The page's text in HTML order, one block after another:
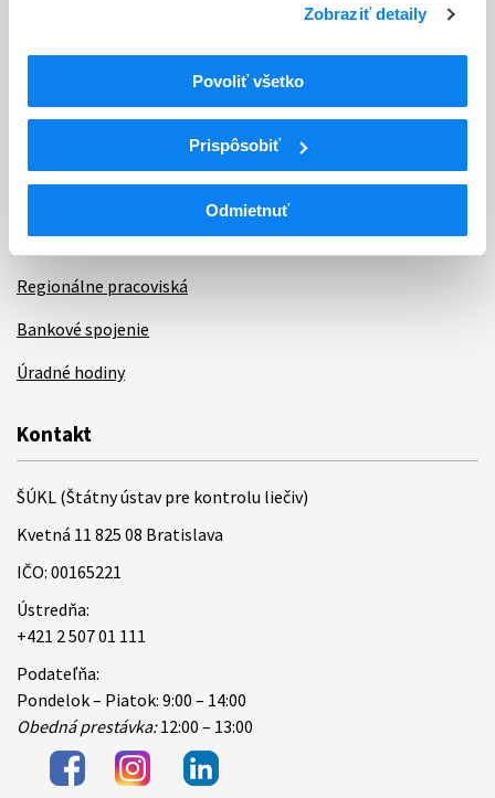
Zobraziť detaily
Povoliť všetko
Prispôsobiť
Odmietnuť
Poskytovanie informácií
Ochrana osobných údajov
Kontakty
Regionálne pracoviská
Bankové spojenie
Úradné hodiny
Kontakt
ŠÚKL (Štátny ústav pre kontrolu liečiv)
Kvetná 11 825 08 Bratislava
IČO: 00165221
Ústredňa:
+421 2 507 01 111
Podateľňa:
Pondelok – Piatok: 9:00 – 14:00
Obedná prestávka:12:00 – 13:00